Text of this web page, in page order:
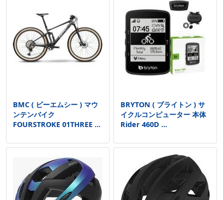
BMC ( ビーエムシー ) マウ
ンテンバイク
FOURSTROKE 01THREE ...
BRYTON ( ブライトン ) サ
イクルコンピューター 本体
Rider 460D ...